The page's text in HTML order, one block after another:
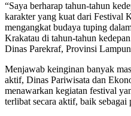
“Saya berharap tahun-tahun
karakter yang kuat dari Festival
mengangkat budaya tuping
Krakatau di tahun-tahun
Dinas Parekraf, Provinsi
Menjawab keinginan banyak
aktif, Dinas Pariwisata dan
menawarkan kegiatan festival
terlibat secara aktif, baik